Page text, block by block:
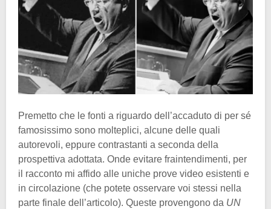
Premetto che le fonti a riguardo dell’accaduto di per sé
famosissimo sono molteplici, alcune delle quali
autorevoli, eppure contrastanti a seconda della
prospettiva adottata. Onde evitare fraintendimenti, per
il racconto mi affido alle uniche prove video esistenti e
in circolazione (che potete osservare voi stessi nella
parte finale dell’articolo). Queste provengono da UN